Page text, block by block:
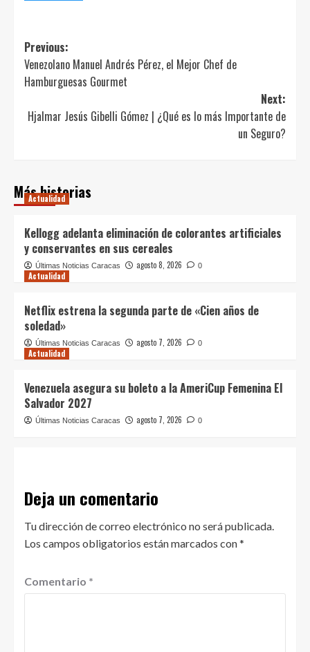
Post
navigation
Previous:
Venezolano Manuel Andrés Pérez, el Mejor Chef de
Hamburguesas Gourmet
Next:
Hjalmar Jesús Gibelli Gómez | ¿Qué es lo más Importante de
un Seguro?
Más historias
Actualidad
Kellogg adelanta eliminación de colorantes artificiales
y conservantes en sus cereales
Últimas Noticias Caracas agosto 8, 2026 0
Actualidad
Netflix estrena la segunda parte de «Cien años de
soledad»
Últimas Noticias Caracas agosto 7, 2026 0
Actualidad
Venezuela asegura su boleto a la AmeriCup Femenina El
Salvador 2027
Últimas Noticias Caracas agosto 7, 2026 0
Deja un comentario
Tu dirección de correo electrónico no será publicada.
Los campos obligatorios están marcados con*
Comentario *